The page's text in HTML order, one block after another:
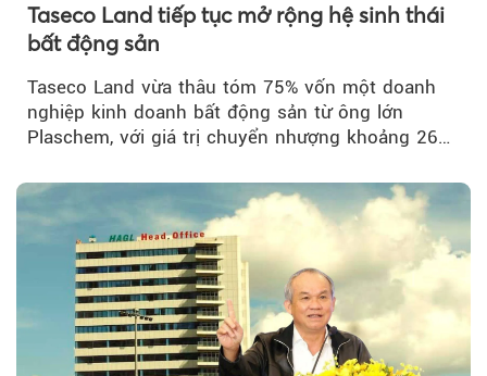
Taseco Land tiếp tục mở rộng hệ sinh thái
bất động sản
Taseco Land vừa thâu tóm 75% vốn một doanh
nghiệp kinh doanh bất động sản từ ông lớn
Plaschem, với giá trị chuyển nhượng khoảng 262